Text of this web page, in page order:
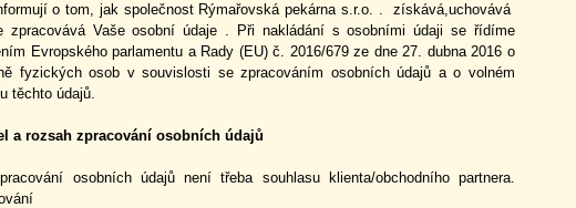
o tom, jak společnost Rýmařovská pekárna s.r.o. . získává,uchovává
zpracovává Vaše osobní údaje . Při nakládání s osobními údaji se řídíme
Evropského parlamentu a Rady (EU) č. 2016/679 ze dne 27. dubna 2016 o
fyzických osob v souvislosti se zpracováním osobních údajů a o volném
těchto údajů.
a rozsah zpracování osobních údajů
osobních údajů není třeba souhlasu klienta/obchodního partnera.